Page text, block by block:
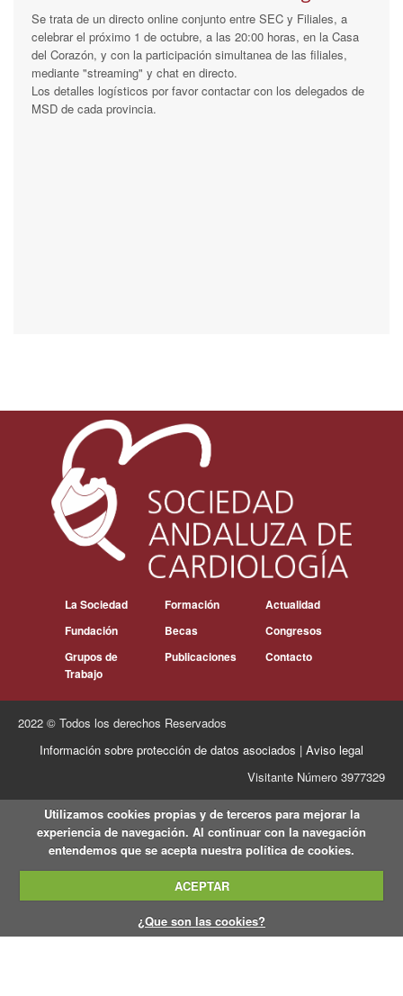
Se trata de un directo online conjunto entre SEC y Filiales, a
celebrar el próximo 1 de octubre, a las 20:00 horas, en la Casa
del Corazón, y con la participación simultanea de las filiales,
mediante "streaming" y chat en directo.
Los detalles logísticos por favor contactar con los delegados de
MSD de cada provincia.
La Sociedad
Fundación
Grupos de
Trabajo
Formación
Becas
Publicaciones
Actualidad
Congresos
Contacto
2022 © Todos los derechos Reservados
Información sobre protección de datos asociados | Aviso legal
Visitante Número 3977329
Utilizamos cookies propias y de terceros para mejorar la
experiencia de navegación. Al continuar con la navegación
entendemos que se acepta nuestra política de cookies.
ACEPTAR
¿Que son las cookies?